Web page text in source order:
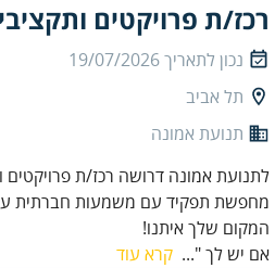
רכז/ת פרויקטים
נכון לתאריך19/07/2026
תל אביב
תנועת אמונה
לתנועת אמונה דרושה רכז/ת פרויקטים
מחפשת תפקיד עם משמעות חברתית
המקום שלך איתנו!
אם יש לך "... קרא עוד